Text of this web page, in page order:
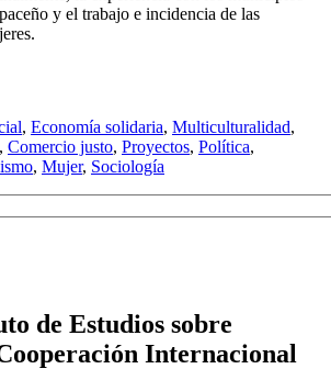
y el trabajo e incidencia de las
, Economía solidaria, Multiculturalidad,
, Comercio justo, Proyectos, Política,
, Mujer, Sociología
de Estudios sobre
Internacional